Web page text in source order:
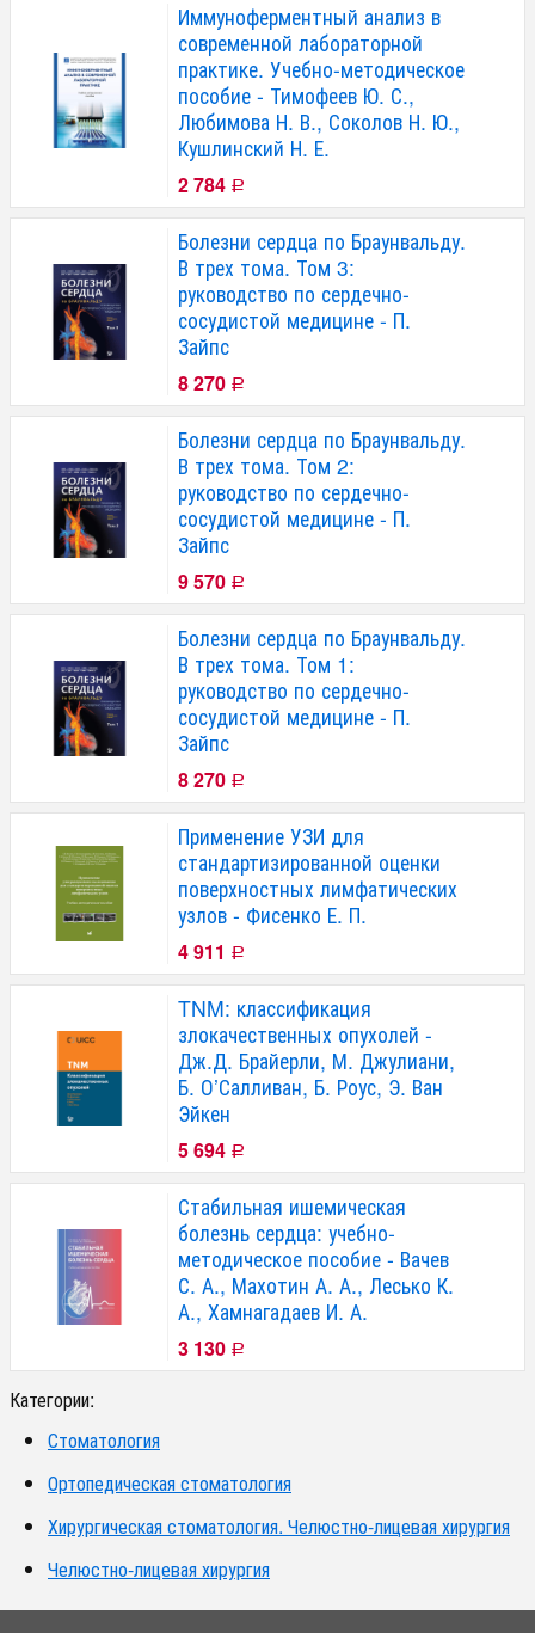
Иммуноферментный анализ в
современной лабораторной
практике. Учебно-методическое
пособие - Тимофеев Ю. С.,
Любимова Н. В., Соколов Н. Ю.,
Кушлинский Н. Е.
2 784 Р
Болезни сердца по Браунвальду.
В трех тома. Том 3:
руководство по сердечно-
сосудистой медицине - П.
Зайпс
8 270 Р
Болезни сердца по Браунвальду.
В трех тома. Том 2:
руководство по сердечно-
сосудистой медицине - П.
Зайпс
9 570 Р
Болезни сердца по Браунвальду.
В трех тома. Том 1:
руководство по сердечно-
сосудистой медицине - П.
Зайпс
8 270 Р
Применение УЗИ для
стандартизированной оценки
поверхностных лимфатических
узлов - Фисенко Е. П.
4 911 Р
TNM: классификация
злокачественных опухолей -
Дж.Д. Брайерли, М. Джулиани,
Б. О’Салливан, Б. Роус, Э. Ван
Эйкен
5 694 Р
Стабильная ишемическая
болезнь сердца: учебно-
методическое пособие - Вачев
С. А., Махотин А. А., Лесько К.
А., Хамнагадаев И. А.
3 130 Р
Категории:
Стоматология
Ортопедическая стоматология
Хирургическая стоматология. Челюстно-лицевая хирургия
Челюстно-лицевая хирургия